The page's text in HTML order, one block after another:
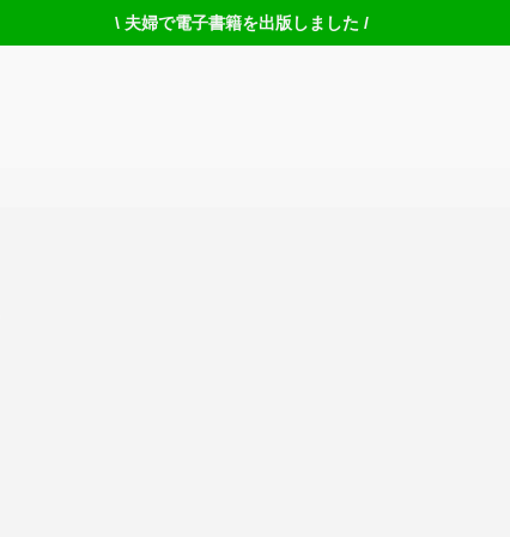
\ 夫婦で電子書籍を出版しました /